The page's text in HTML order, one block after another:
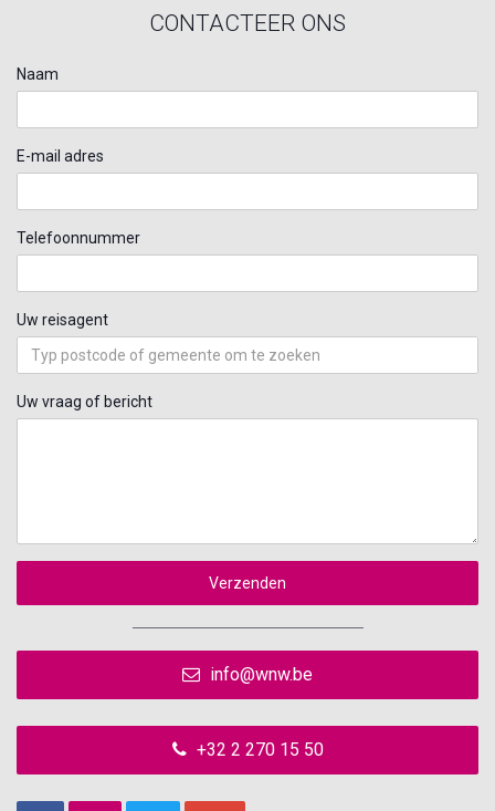
CONTACTEER ONS
Naam
E-mail adres
Telefoonnummer
Uw reisagent
Uw vraag of bericht
Verzenden
info@wnw.be
+32 2 270 15 50